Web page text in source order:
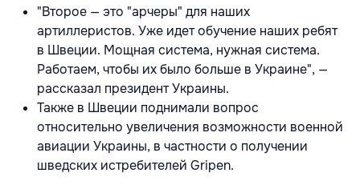
"Второе — это "арчеры" для наших
артиллеристов. Уже идет обучение наших ребят
в Швеции. Мощная система, нужная система.
Работаем, чтобы их было больше в Украине", —
рассказал президент Украины.
Также в Швеции поднимали вопрос
относительно увеличения возможности военной
авиации Украины, в частности о получении
шведских истребителей Gripen.